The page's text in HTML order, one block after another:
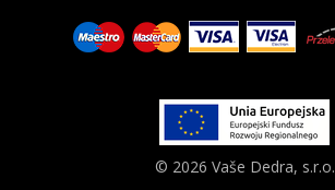
© 2026 Vaše Dedra, s.r.o.